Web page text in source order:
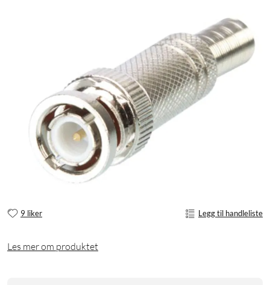
9 liker Legg til handleliste
Les mer om produktet